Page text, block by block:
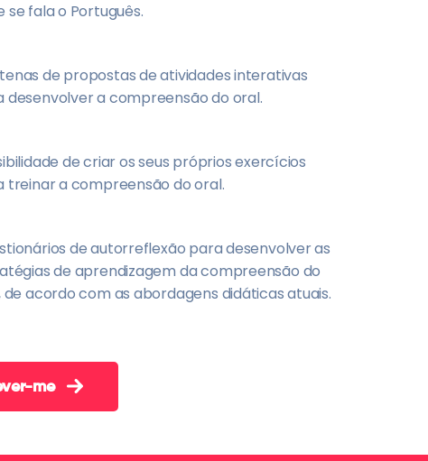
se fala o Português.
de propostas de atividades interativas
desenvolver a compreensão do oral.
de criar os seus próprios exercícios
treinar a compreensão do oral.
de autorreflexão para desenvolver as
de aprendizagem da compreensão do
de acordo com as abordagens didáticas atuais.
Inscrever-me